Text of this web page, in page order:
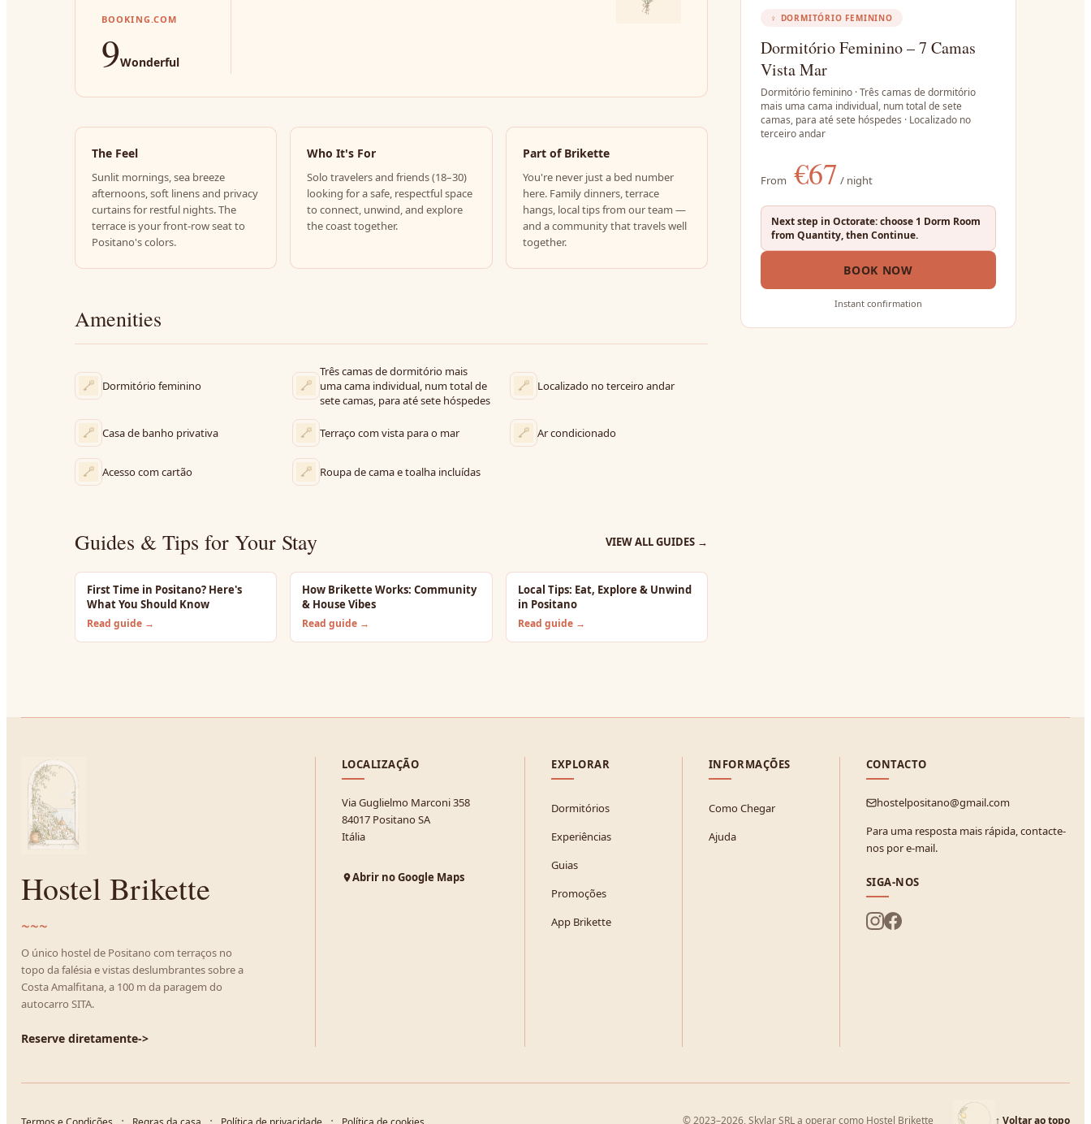
BOOKING.COM
9Wonderful
The Feel
Sunlit mornings, sea breeze
afternoons, soft linens and privacy
curtains for restful nights. The
terrace is your front-row seat to
Positano's colors.
Who It's For
Solo travelers and friends (18–30)
looking for a safe, respectful space
to connect, unwind, and explore
the coast together.
Part of Brikette
You're never just a bed number
here. Family dinners, terrace
hangs, local tips from our team —
and a community that travels well
together.
Amenities
Dormitório feminino
Três camas de dormitório mais
uma cama individual, num total de
sete camas, para até sete hóspedes
Localizado no terceiro andar
Casa de banho privativa Terraço com vista para o mar Ar condicionado
Acesso com cartão Roupa de cama e toalha incluídas
Guides & Tips for Your Stay VIEW ALL GUIDES →
First Time in Positano? Here's
What You Should Know
Read guide →
How Brikette Works: Community
& House Vibes
Read guide →
Local Tips: Eat, Explore & Unwind
in Positano
Read guide →
♀ DORMITÓRIO FEMININO
Dormitório Feminino – 7 Camas
Vista Mar
Dormitório feminino · Três camas de dormitório
mais uma cama individual, num total de sete
camas, para até sete hóspedes · Localizado no
terceiro andar
From €67 / night
Next step in Octorate: choose 1 Dorm Room
from Quantity, then Continue.
BOOK NOW
Instant confirmation
Hostel Brikette
~~~
O único hostel de Positano com terraços no
topo da falésia e vistas deslumbrantes sobre a
Costa Amalfitana, a 100 m da paragem do
autocarro SITA.
Reserve diretamente->
LOCALIZAÇÃO
Via Guglielmo Marconi 358
84017 Positano SA
Itália
Abrir no Google Maps
EXPLORAR
Dormitórios
Experiências
Guias
Promoções
App Brikette
INFORMAÇÕES
Como Chegar
Ajuda
CONTACTO
hostelpositano@gmail.com
Para uma resposta mais rápida, contacte-
nos por e-mail.
SIGA-NOS
© 2023–2026, Skylar SRL a operar como Hostel Brikette ↑ Voltar ao topo